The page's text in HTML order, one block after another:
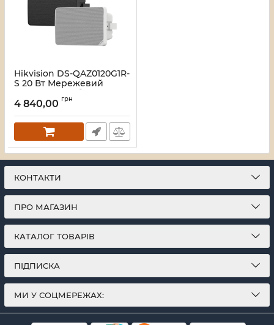
Hikvision DS-QAZ0120G1R-
S 20 Вт Мережевий
корпусний сабвуфер
Артикул:16_118722
4 840,00 грн
КОНТАКТИ
ПРО МАГАЗИН
КАТАЛОГ ТОВАРІВ
ПІДПИСКА
МИ У СОЦМЕРЕЖАХ: